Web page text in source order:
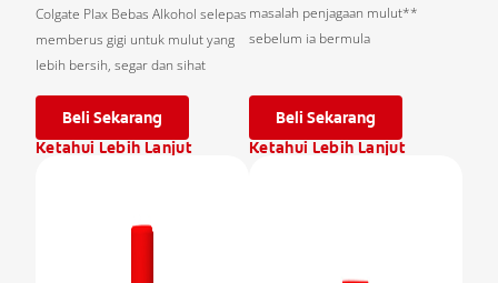
Colgate Plax Bebas Alkohol selepas
memberus gigi untuk mulut yang
lebih bersih, segar dan sihat
Beli Sekarang
Ketahui Lebih Lanjut
masalah penjagaan mulut**
sebelum ia bermula
Beli Sekarang
Ketahui Lebih Lanjut